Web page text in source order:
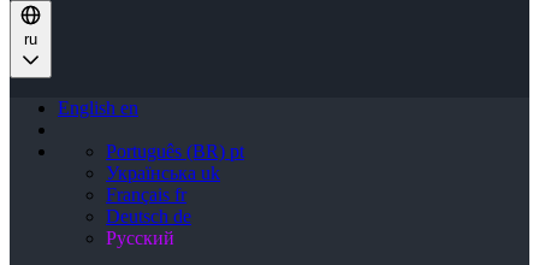
ru
English en
Português (BR) pt
Українська uk
Français fr
Deutsch de
Русский